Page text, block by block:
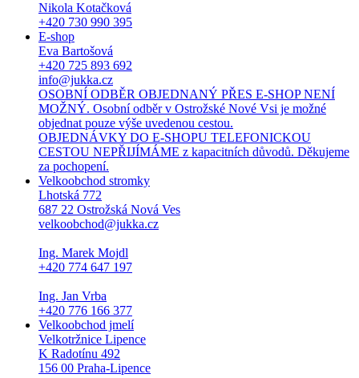
Nikola Kotačková
+420 730 990 395
E-shop
Eva Bartošová
+420 725 893 692
info@jukka.cz
OSOBNÍ ODBĚR OBJEDNANÝ PŘES E-SHOP NENÍ
MOŽNÝ. Osobní odběr v Ostrožské Nové Vsi je možné
objednat pouze výše uvedenou cestou.
OBJEDNÁVKY DO E-SHOPU TELEFONICKOU
CESTOU NEPŘIJÍMÁME z kapacitních důvodů. Děkujeme
za pochopení.
Velkoobchod stromky
Lhotská 772
687 22 Ostrožská Nová Ves
velkoobchod@jukka.cz
Ing. Marek Mojdl
+420 774 647 197
Ing. Jan Vrba
+420 776 166 377
Velkoobchod jmelí
Velkotržnice Lipence
K Radotínu 492
156 00 Praha-Lipence